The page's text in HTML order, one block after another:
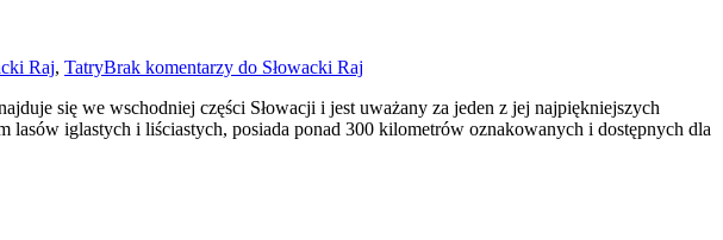
Raj, TatryBrak komentarzy do Słowacki Raj
się we wschodniej części Słowacji i jest uważany za jeden z jej najpiękniejszych
iglastych i liściastych, posiada ponad 300 kilometrów oznakowanych i dostępnych dla